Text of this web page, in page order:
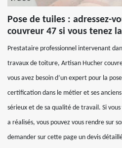
Pose de tuiles : adressez-
couvreur 47 si vous tenez
Prestataire professionnel intervenant
travaux de toiture, Artisan Hucher
vous avez besoin d’un expert pour la
certification dans le métier et ses
sérieux et de sa qualité de travail. Si
a réalisés, vous pouvez vous rendre sur
demander sur cette page un devis